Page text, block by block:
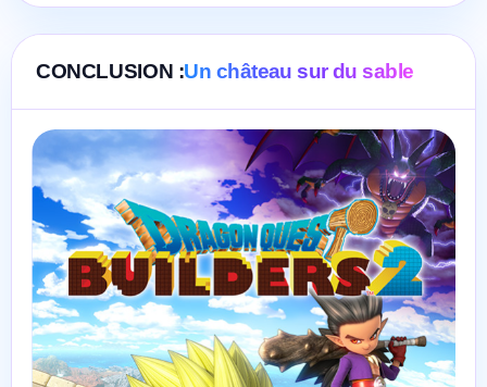
CONCLUSION :Un château sur du sable